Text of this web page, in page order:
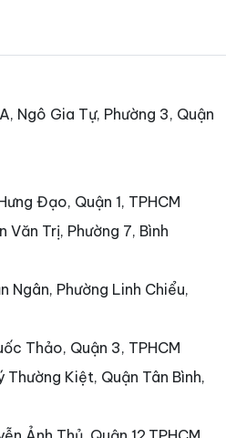
Ngô Gia Tự, Phường 3, Quận
Đạo, Quận 1, TPHCM
Văn Trị, Phường 7, Bình
Ngân, Phường Linh Chiểu,
Thảo, Quận 3, TPHCM
Thường Kiệt, Quận Tân Bình,